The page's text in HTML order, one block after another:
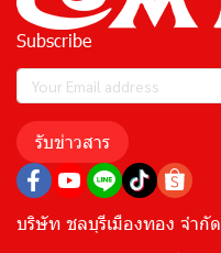
Subscribe
รับข่าวสาร
บริษัท ชลบุรีเมืองทอง จำกัด